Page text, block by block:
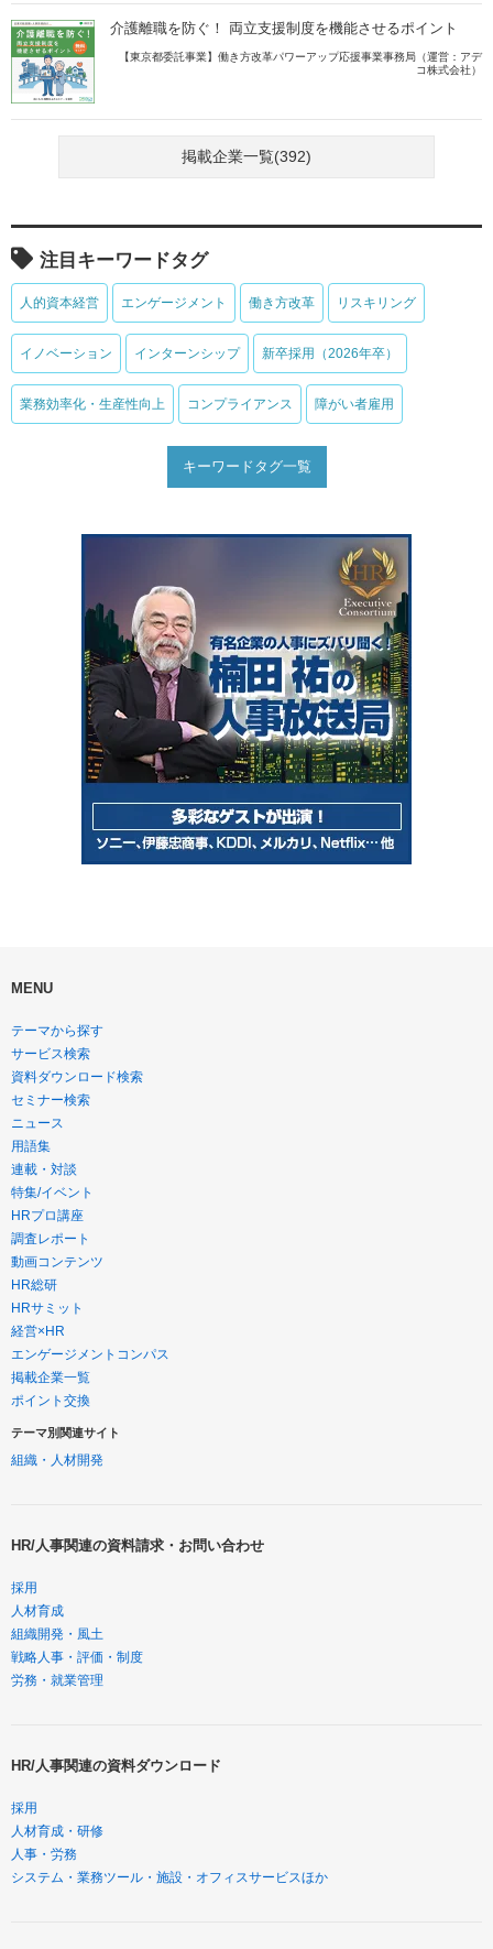
介護離職を防ぐ！ 両立支援制度を機能させるポイント
【東京都委託事業】働き方改革パワーアップ応援事業事務局（運営：アデ
コ株式会社）
掲載企業一覧(392)
注目キーワードタグ
人的資本経営 エンゲージメント 働き方改革 リスキリング
イノベーション インターンシップ 新卒採用（2026年卒）
業務効率化・生産性向上 コンプライアンス 障がい者雇用
キーワードタグ一覧
MENU
テーマから探す
サービス検索
資料ダウンロード検索
セミナー検索
ニュース
用語集
連載・対談
特集/イベント
HRプロ講座
調査レポート
動画コンテンツ
HR総研
HRサミット
経営×HR
エンゲージメントコンパス
掲載企業一覧
ポイント交換
テーマ別関連サイト
組織・人材開発
HR/人事関連の資料請求・お問い合わせ
採用
人材育成
組織開発・風土
戦略人事・評価・制度
労務・就業管理
HR/人事関連の資料ダウンロード
採用
人材育成・研修
人事・労務
システム・業務ツール・施設・オフィスサービスほか